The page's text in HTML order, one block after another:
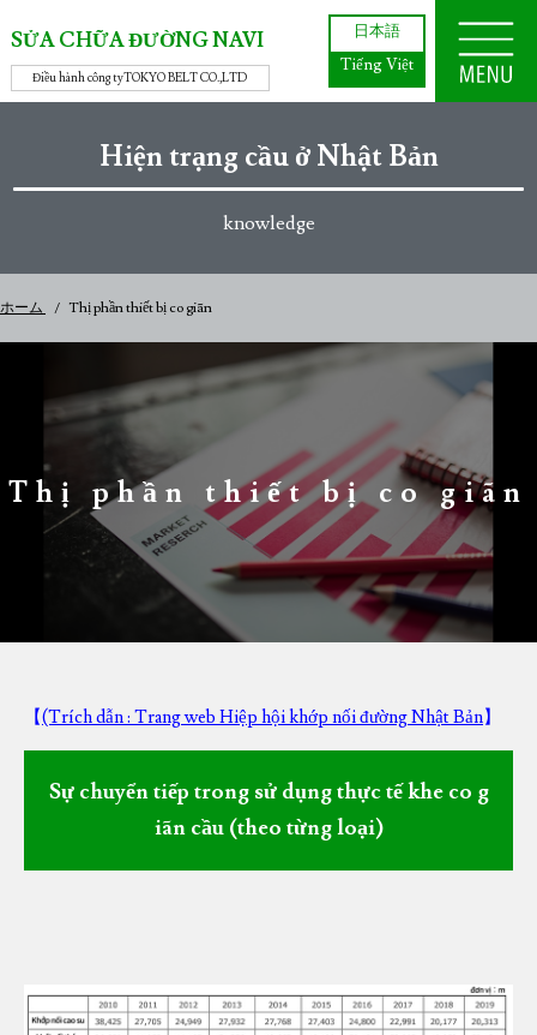
SỬA CHỮA ĐƯỜNG NAVI
Điều hành công tyTOKYO BELT CO.,LTD
日本語
Tiếng Việt
Hiện trạng cầu ở Nhật Bản
knowledge
ホーム Thị phần thiết bị co giãn
Thị phần thiết bị co giãn
【(Trích dẫn : Trang web Hiệp hội khớp nối đường Nhật Bản】
Sự chuyển tiếp trong sử dụng thực tế khe co g
iãn cầu (theo từng loại)